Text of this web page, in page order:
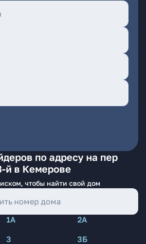
по адресу на пер
й в Кемерове
чтобы найти свой дом
1А
2А
3
3Б